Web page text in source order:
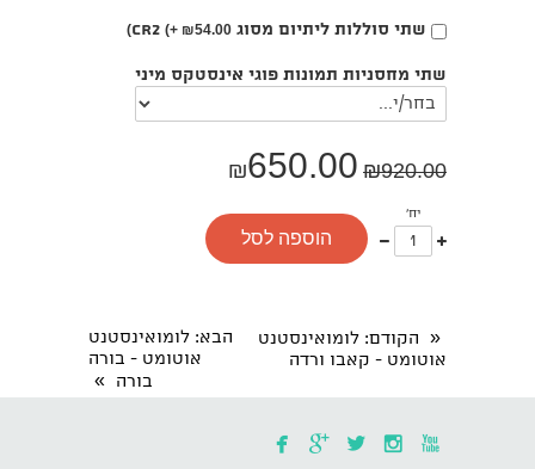
בחירת
שתי סוללות ליתיום מסוג CR2 (+ ₪54.00)
שתי מחסניות תמונות פוגי אינסטקס מיני
₪920.00
₪650.00
יח'
עוד
אחד
פחות
אחד
הוספה לסל
« הקודם: לומואינסטנט
אוטומט - קאבו ורדה
הבא: לומואינסטנט
אוטומט - בורה
בורה »
    